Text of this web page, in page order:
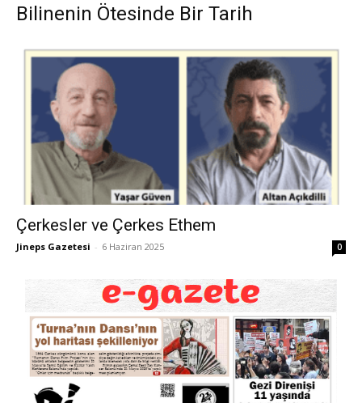
Bilinenin Ötesinde Bir Tarih
Çerkesler ve Çerkes Ethem
Jineps Gazetesi - 6 Haziran 2025 0